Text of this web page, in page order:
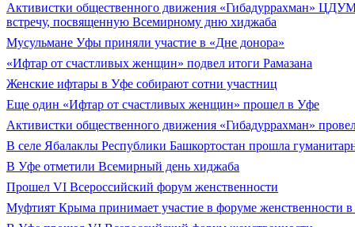
Активистки общественного движения «Гибадуррахман»
встречу, посвященную Всемирному дню хиджаба
Мусульмане Уфы приняли участие в «Дне донора»
«Ифтар от счастливых женщин» подвел итоги Рамазана
Женские ифтары в Уфе собирают сотни участниц
Еще один «Ифтар от счастливых женщин» прошел в Уфе
Активистки общественного движения «Гибадуррахман»
В селе Ябалаклы Республики Башкортостан прошла
В Уфе отметили Всемирный день хиджаба
Прошел VI Всероссийский форум женственности
Муфтият Крыма принимает участие в форуме женственности